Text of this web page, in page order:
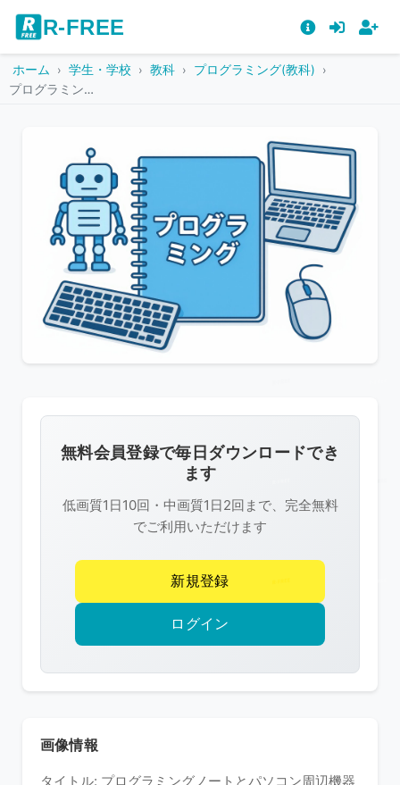
R-FREE
ホーム 学生・学校 教科
プログラミング(教科)
プログラミングノートとパソコン周辺機器のイラスト
像
は
R-
FREE
作
権
護
無料会員登録で毎日ダウンロードでき
ます
低画質1日10回・中画質1日2回まで、完全無料
でご利用いただけます
新規登録
ログイン
画像情報
タイトル: プログラミングノートとパソコン周辺機器